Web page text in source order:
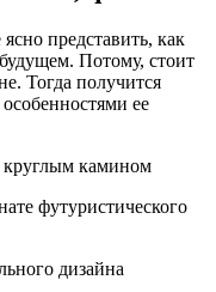
представить, как
Потому, стоит
Тогда получится
ее
футуристического